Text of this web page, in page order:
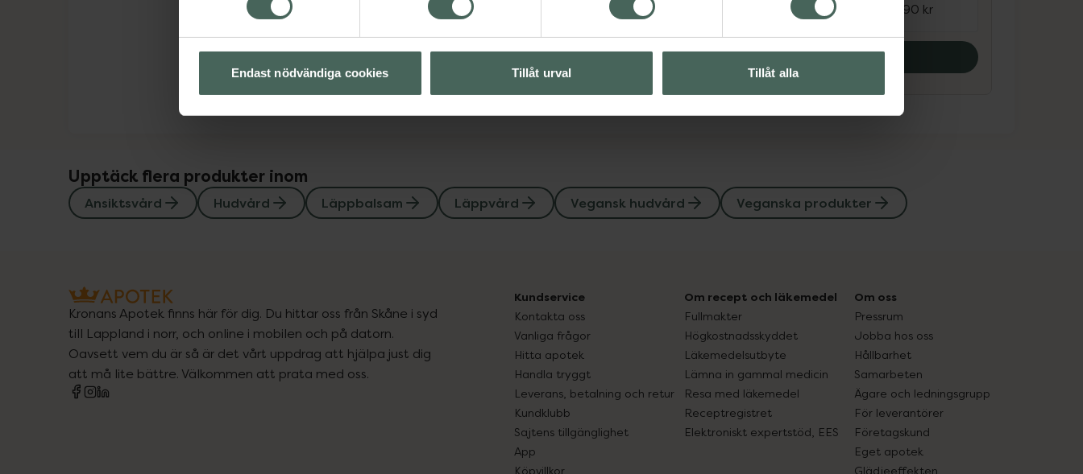
Endast nödvändiga cookies Tillåt urval Tillåt alla
Tidigare pris: Tidigare pris: 29,90 kr
Köp båda för:
Köp båda
Upptäck flera produkter inom
Ansiktsvård Hudvård Läppbalsam Läppvård Vegansk hudvård Veganska produkter
Kronans Apotek finns här för dig. Du hittar oss från Skåne i syd
till Lappland i norr, och online i mobilen och på datorn.
Oavsett vem du är så är det vårt uppdrag att hjälpa just dig
att må lite bättre. Välkommen att prata med oss.
Kundservice
Kontakta oss
Vanliga frågor
Hitta apotek
Handla tryggt
Leverans, betalning och retur
Kundklubb
Sajtens tillgänglighet
App
Köpvillkor
Om recept och läkemedel
Fullmakter
Högkostnadsskyddet
Läkemedelsutbyte
Lämna in gammal medicin
Resa med läkemedel
Receptregistret
Elektroniskt expertstöd, EES
Om oss
Pressrum
Jobba hos oss
Hållbarhet
Samarbeten
Ägare och ledningsgrupp
För leverantörer
Företagskund
Eget apotek
Glädjeeffekten